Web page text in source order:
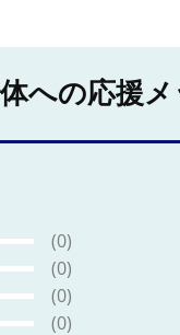
への応援
(0)
(0)
(0)
(0)